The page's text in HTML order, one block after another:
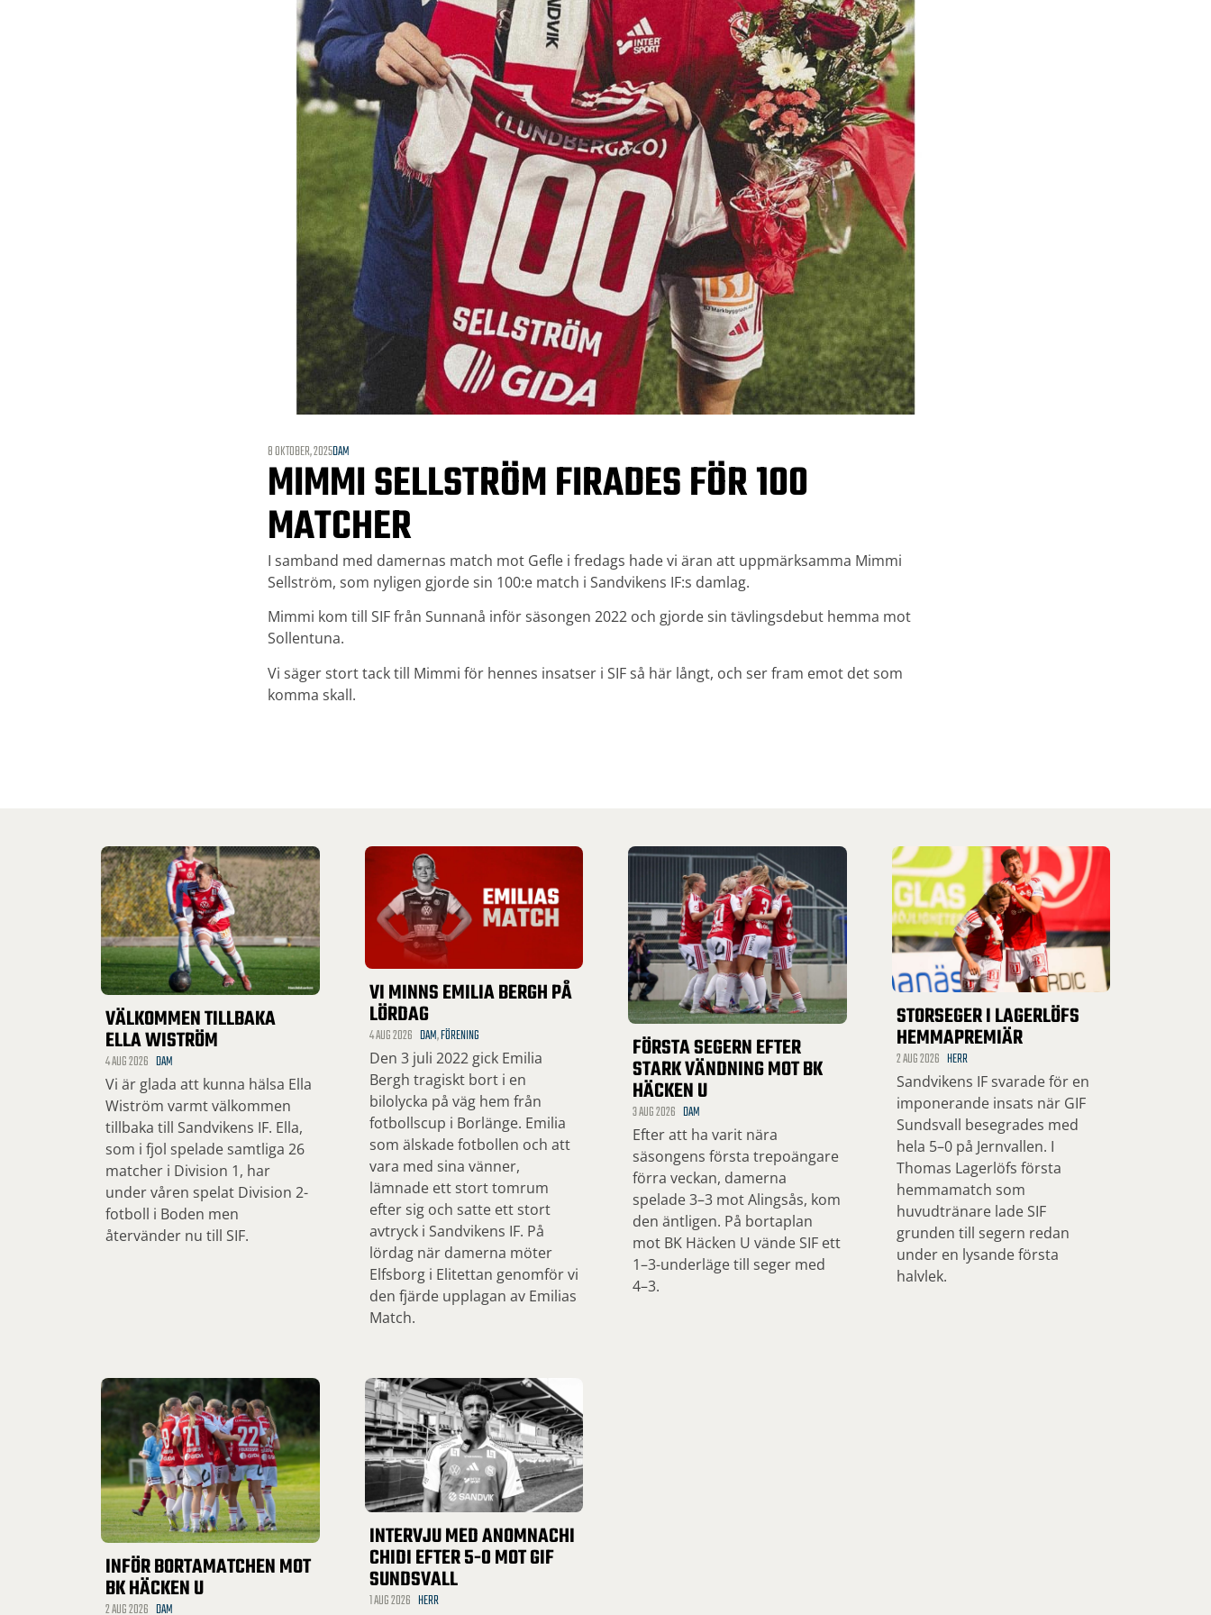
8 OKTOBER, 2025DAM
MIMMI SELLSTRÖM FIRADES FÖR 100
MATCHER
I samband med damernas match mot Gefle i fredags hade vi äran att uppmärksamma Mimmi
Sellström, som nyligen gjorde sin 100:e match i Sandvikens IF:s damlag.
Mimmi kom till SIF från Sunnanå inför säsongen 2022 och gjorde sin tävlingsdebut hemma mot
Sollentuna.
Vi säger stort tack till Mimmi för hennes insatser i SIF så här långt, och ser fram emot det som
komma skall.
VÄLKOMMEN TILLBAKA
ELLA WISTRÖM
4 AUG 2026 DAM
Vi är glada att kunna hälsa Ella
Wiström varmt välkommen
tillbaka till Sandvikens IF. Ella,
som i fjol spelade samtliga 26
matcher i Division 1, har
under våren spelat Division 2-
fotboll i Boden men
återvänder nu till SIF.
VI MINNS EMILIA BERGH PÅ
LÖRDAG
4 AUG 2026 DAM,FÖRENING
Den 3 juli 2022 gick Emilia
Bergh tragiskt bort i en
bilolycka på väg hem från
fotbollscup i Borlänge. Emilia
som älskade fotbollen och att
vara med sina vänner,
lämnade ett stort tomrum
efter sig och satte ett stort
avtryck i Sandvikens IF. På
lördag när damerna möter
Elfsborg i Elitettan genomför vi
den fjärde upplagan av Emilias
Match.
FÖRSTA SEGERN EFTER
STARK VÄNDNING MOT BK
HÄCKEN U
3 AUG 2026 DAM
Efter att ha varit nära
säsongens första trepoängare
förra veckan, damerna
spelade 3–3 mot Alingsås, kom
den äntligen. På bortaplan
mot BK Häcken U vände SIF ett
1–3-underläge till seger med
4–3.
STORSEGER I LAGERLÖFS
HEMMAPREMIÄR
2 AUG 2026 HERR
Sandvikens IF svarade för en
imponerande insats när GIF
Sundsvall besegrades med
hela 5–0 på Jernvallen. I
Thomas Lagerlöfs första
hemmamatch som
huvudtränare lade SIF
grunden till segern redan
under en lysande första
halvlek.
INFÖR BORTAMATCHEN MOT
BK HÄCKEN U
2 AUG 2026 DAM
INTERVJU MED ANOMNACHI
CHIDI EFTER 5-0 MOT GIF
SUNDSVALL
1 AUG 2026 HERR